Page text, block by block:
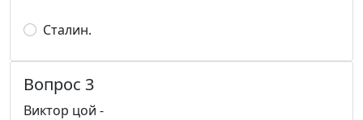
Сталин.
Вопрос 3
Виктор цой -